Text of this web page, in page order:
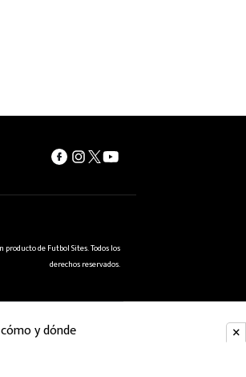
producto de Futbol Sites. Todos los
derechos reservados.
y dónde